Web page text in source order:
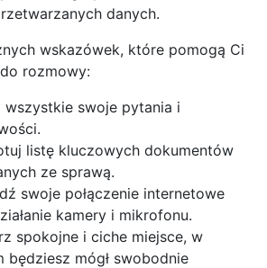
danych.
wskazówek, które pomogą Ci
rozmowy:
wszystkie swoje pytania i
listę kluczowych dokumentów
ze sprawą.
swoje połączenie internetowe
kamery i mikrofonu.
spokojne i ciche miejsce, w
będziesz mógł swobodnie